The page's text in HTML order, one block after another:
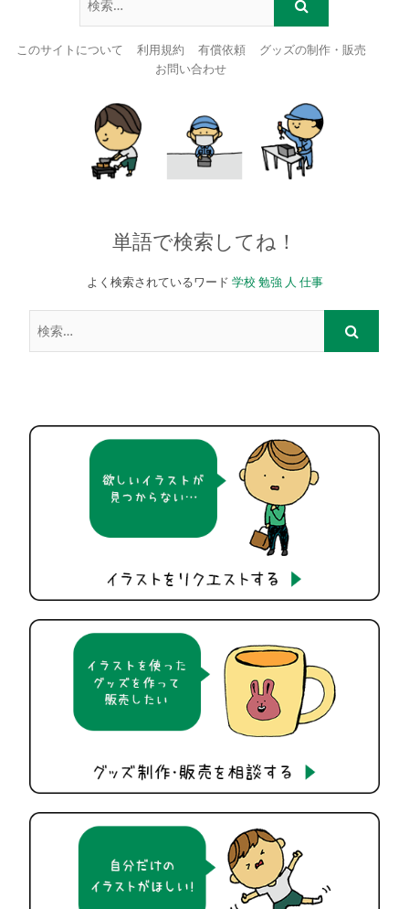
このサイトについて 利用規約 有償依頼
グッズの制作・販売
お問い合わせ
content
単語で検索してね！
よく検索されているワード 学校 勉強 人 仕事